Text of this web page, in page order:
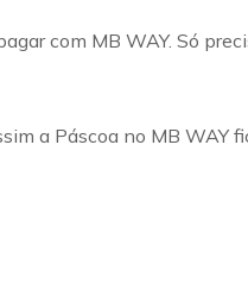
com MB WAY. Só
a Páscoa no MB WAY